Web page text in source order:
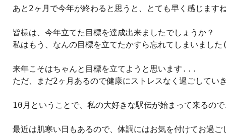
あと2ヶ月で今年が終わると思うと、とても早く感じます
皆様は、今年立てた目標を達成出来ましたでしょうか？
私はもう、なんの目標を立てたかすら忘れてしまいまし
来年こそはちゃんと目標を立てようと思います...
ただ、まだ2ヶ月あるので健康にストレスなく過ごし
10月ということで、私の大好きな駅伝が始まって来るの
最近は肌寒い日もあるので、体調にはお気を付けてお過ご